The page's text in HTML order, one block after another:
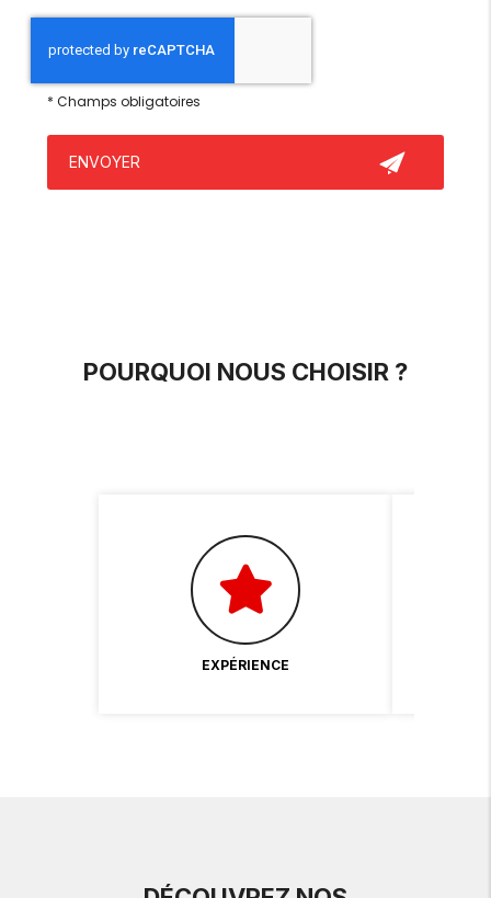
* Champs obligatoires
POURQUOI NOUS CHOISIR ?
EXPÉRIENCE